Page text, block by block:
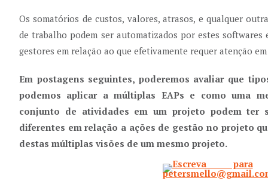
Os somatórios de custos, valores, atrasos, e qualquer
de trabalho podem ser automatizados por estes softwares
gestores em relação ao que efetivamente requer atenção
Em postagens seguintes, poderemos avaliar que
podemos aplicar a múltiplas EAPs e como uma
conjunto de atividades em um projeto podem ter
diferentes em relação a ações de gestão no projeto
destas múltiplas visões de um mesmo projeto.